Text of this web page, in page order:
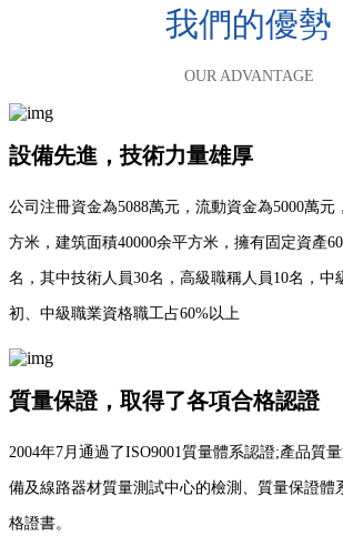
我們的優勢
OUR ADVANTAGE
設備先進，技術力量雄厚
公司注冊資金為5088萬元，流動資金為5000萬元
方米，建筑面積40000余平方米，擁有固定資產
名，其中技術人員30名，高級職稱人員10名，中
初、中級職業資格職工占60%以上
質量保證，取得了各項合格認證
2004年7月通過了ISO9001質量體系認證;產品質
備及線路器材質量測試中心的檢測、質量保證體
格證書。